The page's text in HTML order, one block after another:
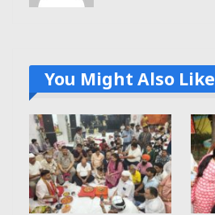
You Might Also Like